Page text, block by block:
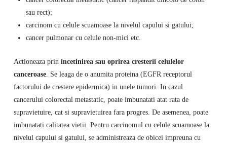
sau rect);
carcinom cu celule scuamoase la nivelul capului si gatului;
cancer pulmonar cu celule non-mici etc.
Actioneaza prin incetinirea sau oprirea cresterii celulelor
canceroase. Se leaga de o anumita proteina (EGFR receptorul
factorului de crestere epidermica) in unele tumori. In cazul
cancerului colorectal metastatic, poate imbunatati atat rata de
supravietuire, cat si supravietuirea fara progres. De asemenea, poate
imbunatati calitatea vietii. Pentru carcinomul cu celule scuamoase la
nivelul capului si gatului, se administreaza de obicei impreuna cu